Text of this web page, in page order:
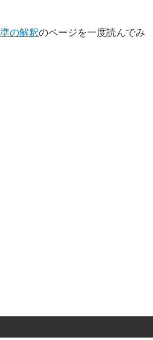
の解釈のページを一度読んでみ